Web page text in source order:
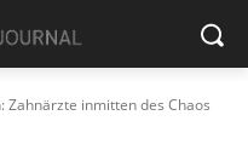
Zahnärzte inmitten des Chaos